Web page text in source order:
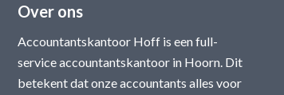
Over ons
Accountantskantoor Hoff is een full-
service accountantskantoor in Hoorn. Dit
betekent dat onze accountants alles voor